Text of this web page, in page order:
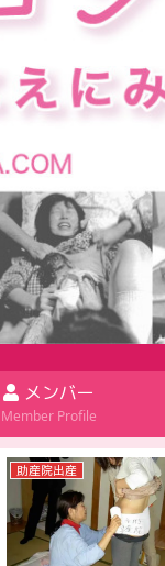
メンバー
Member Profile
助産院出産